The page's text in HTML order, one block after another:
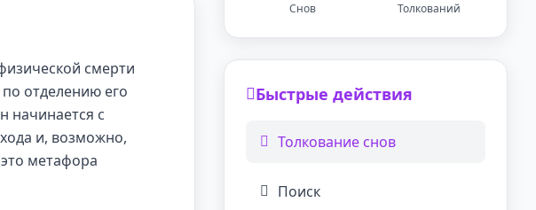
смерти
отделению его
начинается с
и, возможно,
метафора
Снов Толкований
Быстрые действия
Толкование снов
Поиск